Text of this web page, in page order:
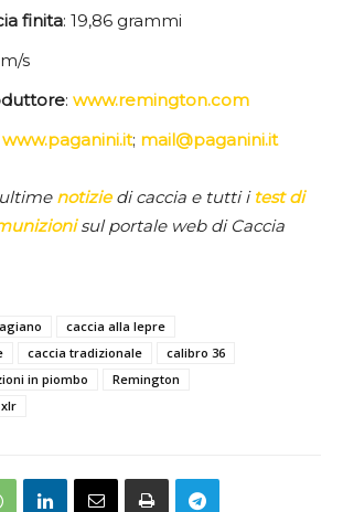
finita: 19,86 grammi
s
: www.remington.com
www.paganini.it; mail@paganini.it
notiziedi caccia e tutti i test di
sul portale web di Caccia
caccia alla lepre
caccia tradizionale
calibro 36
in piombo
Remington